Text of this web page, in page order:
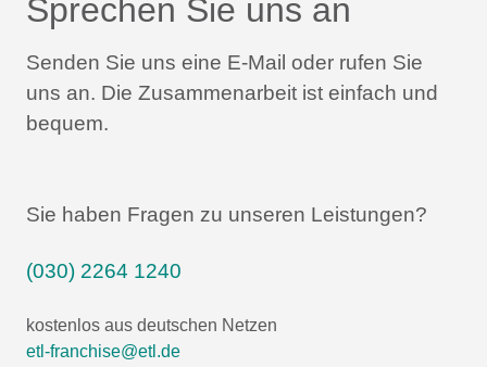
Sprechen Sie uns an
Senden Sie uns eine E-Mail oder rufen Sie
uns an. Die Zusammenarbeit ist einfach und
bequem.
Sie haben Fragen zu unseren Leistungen?
(030) 2264 1240
kostenlos aus deutschen Netzen
etl-franchise@etl.de